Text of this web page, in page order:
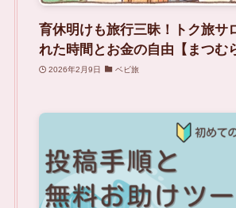
育休明けも旅行三昧！トク旅サ
れた時間とお金の自由【まつむ
2026年2月9日 ベビ旅